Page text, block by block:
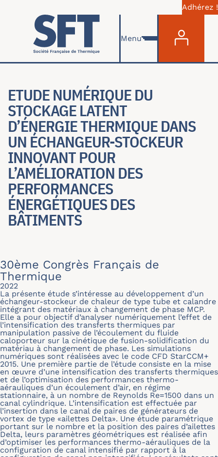
Aller au contenu principal
Adhérez !
Menu
ETUDE NUMÉRIQUE DU
STOCKAGE LATENT
D’ÉNERGIE THERMIQUE DANS
UN ÉCHANGEUR-STOCKEUR
INNOVANT POUR
L’AMÉLIORATION DES
PERFORMANCES
ÉNERGÉTIQUES DES
BÂTIMENTS
30ème Congrès Français de
Thermique
2022
La présente étude s’intéresse au développement d’un
échangeur-stockeur de chaleur de type tube et calandre
intégrant des matériaux à changement de phase MCP.
Elle a pour objectif d’analyser numériquement l’effet de
l’intensification des transferts thermiques par
manipulation passive de l’écoulement du fluide
caloporteur sur la cinétique de fusion-solidification du
matériau à changement de phase. Les simulations
numériques sont réalisées avec le code CFD StarCCM+
2015. Une première partie de l’étude consiste en la mise
en œuvre d’une intensification des transferts thermiques
et de l’optimisation des performances thermo-
aérauliques d’un écoulement d’air, en régime
stationnaire, à un nombre de Reynolds Re=1500 dans un
canal cylindrique. L’intensification est effectuée par
l’insertion dans le canal de paires de générateurs de
vortex de type «ailettes Delta». Une étude paramétrique
portant sur le nombre et la position des paires d’ailettes
Delta, leurs paramètres géométriques est réalisée afin
d’optimiser les performances thermo-aérauliques de la
configuration de canal intensifié par rapport à la